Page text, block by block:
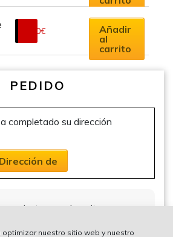
nuestro sitio web y nuestro
desde
5.00€
hasta
10.00€
opciones
se
pueden
elegir
página
de
producto
2.50€
Añadir
al
carrito
PEDIDO
completado su dirección
de
productos en el carrito.